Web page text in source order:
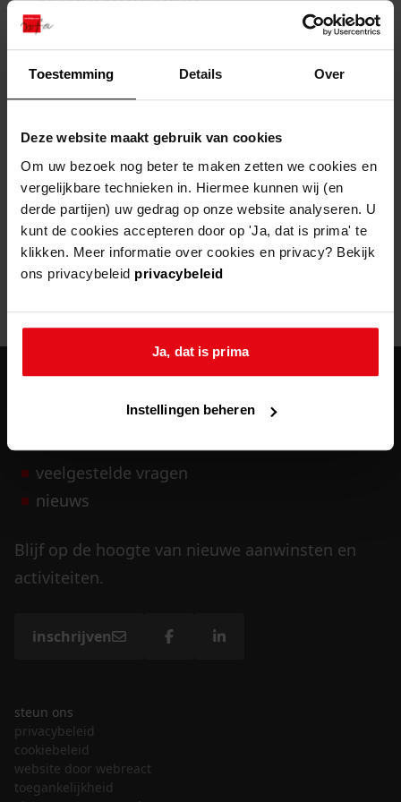
Toestemming Details Over
Deze website maakt gebruik van cookies
Om uw bezoek nog beter te maken zetten we cookies en
vergelijkbare technieken in. Hiermee kunnen wij (en
derde partijen) uw gedrag op onze website analyseren. U
kunt de cookies accepteren door op 'Ja, dat is prima' te
klikken. Meer informatie over cookies en privacy? Bekijk
ons privacybeleid privacybeleid
Ja, dat is prima
Instellingen beheren
bouwvergunningen
omgevingsvergunningen
vergunningen
uitleg nodig?
Wij helpen u op weg met een aantal zoektips.
bekijk alle zoektips
Wij helpen u op weg met een aantal zoektips.
bekijk alle zoektips
bekijk ons geschiedenislokaal
advisering en toezicht
beleidsplan
gemeenschappelijke regeling
publiek jaarverslag
steun het archief
U kunt ook Vriend worden en het Westfries
Archief steunen.
meer weten
zoektips
Door een fout tijdens het verwerken van deze pagina is het niet
404- Not Found
Mogelijk kunt u deze pagina niet bezoeken door:
een verouderde bladwijzer/favoriet
veelgestelde vragen
nieuws
Blijf op de hoogte van nieuwe aanwinsten en
activiteiten.
inschrijven
steun ons
privacybeleid
cookiebeleid
website door webreact
toegankelijkheid